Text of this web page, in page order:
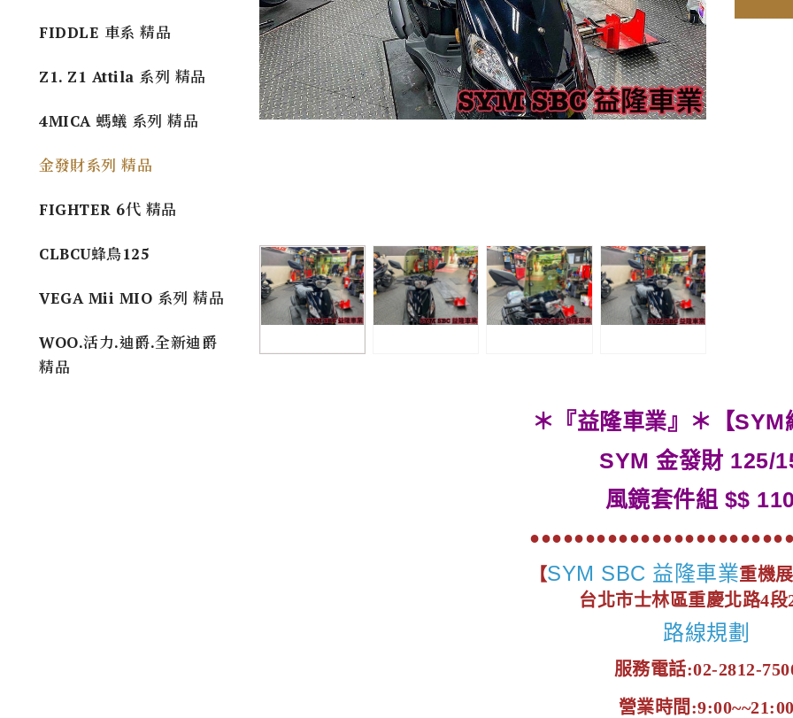
FIDDLE 車系 精品
Z1. Z1 Attila 系列 精品
4MICA 螞蟻 系列 精品
金發財系列 精品
FIGHTER 6代 精品
CLBCU蜂鳥125
VEGA Mii MIO 系列 精品
WOO.活力.迪爵.全新迪爵
精品
＊『益隆車業』＊【SYM
SYM 金發財 125/
風鏡套件組 $$
【SYM SBC 益隆車業重機
台北市士林區重慶北路4段
路線規劃
服務電話:02-2812-
營業時間:9:00~~21:00